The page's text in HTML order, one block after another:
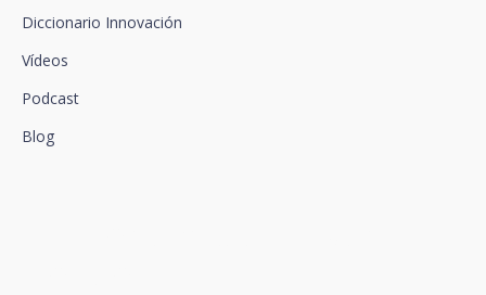
Diccionario Innovación
Vídeos
Podcast
Blog